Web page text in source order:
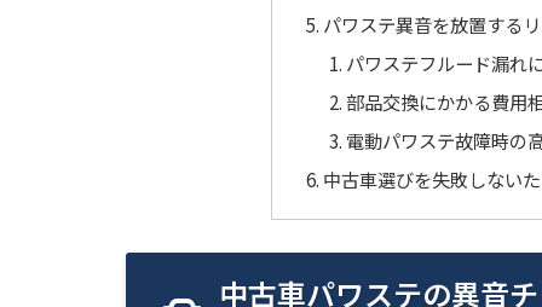
パワステ異音を放置する
パワステフルード漏れ
部品交換にかかる費用
電動パワステ故障時の
中古車選びを失敗しない
中古車パワステの異音